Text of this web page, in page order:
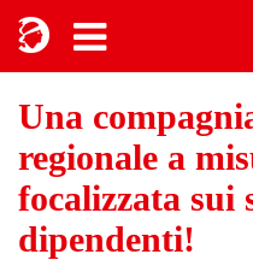
Una
regionale a
focalizzata sui
dipendenti!